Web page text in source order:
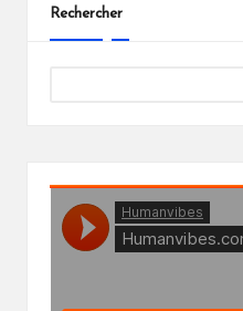
publications
Rechercher